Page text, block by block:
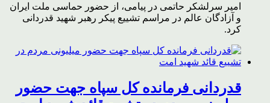
امیر سرلشکر حاتمی در پیامی، از حضور حماسی ملت ایران
و آزادگان عالم در مراسم تشییع پیکر رهبر شهید قدردانی
کرد.
قدردانی فرمانده کل سپاه جهت حضور